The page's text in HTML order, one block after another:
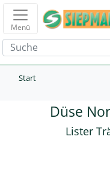
Menü
Start
Düse
Lister